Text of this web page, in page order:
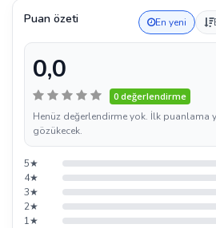
Puan özeti En yeni
0,0
0 değerlendirme
Henüz değerlendirme yok. İlk puanlama
gözükecek.
5★
4★
3★
2★
1★